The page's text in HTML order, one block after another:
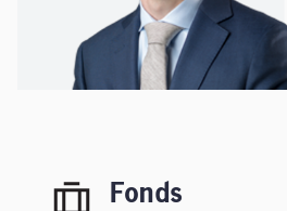
Fonds